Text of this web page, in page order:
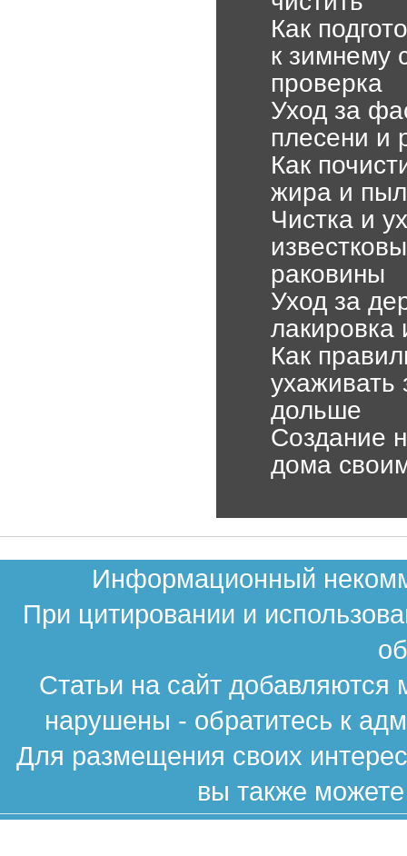
Как
к зимнему
проверка
Уход за
плесени и
Как
жира и
Чистка и
раковины
Уход за
лакировка
Как
ухаживать
дольше
Создание
дома
Информационный
При цитировании и
Статьи на сайт
нарушены - обратитесь к
Для размещения своих
вы также